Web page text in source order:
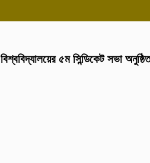
৫ম সিন্ডিকেট সভা অনুষ্ঠিত